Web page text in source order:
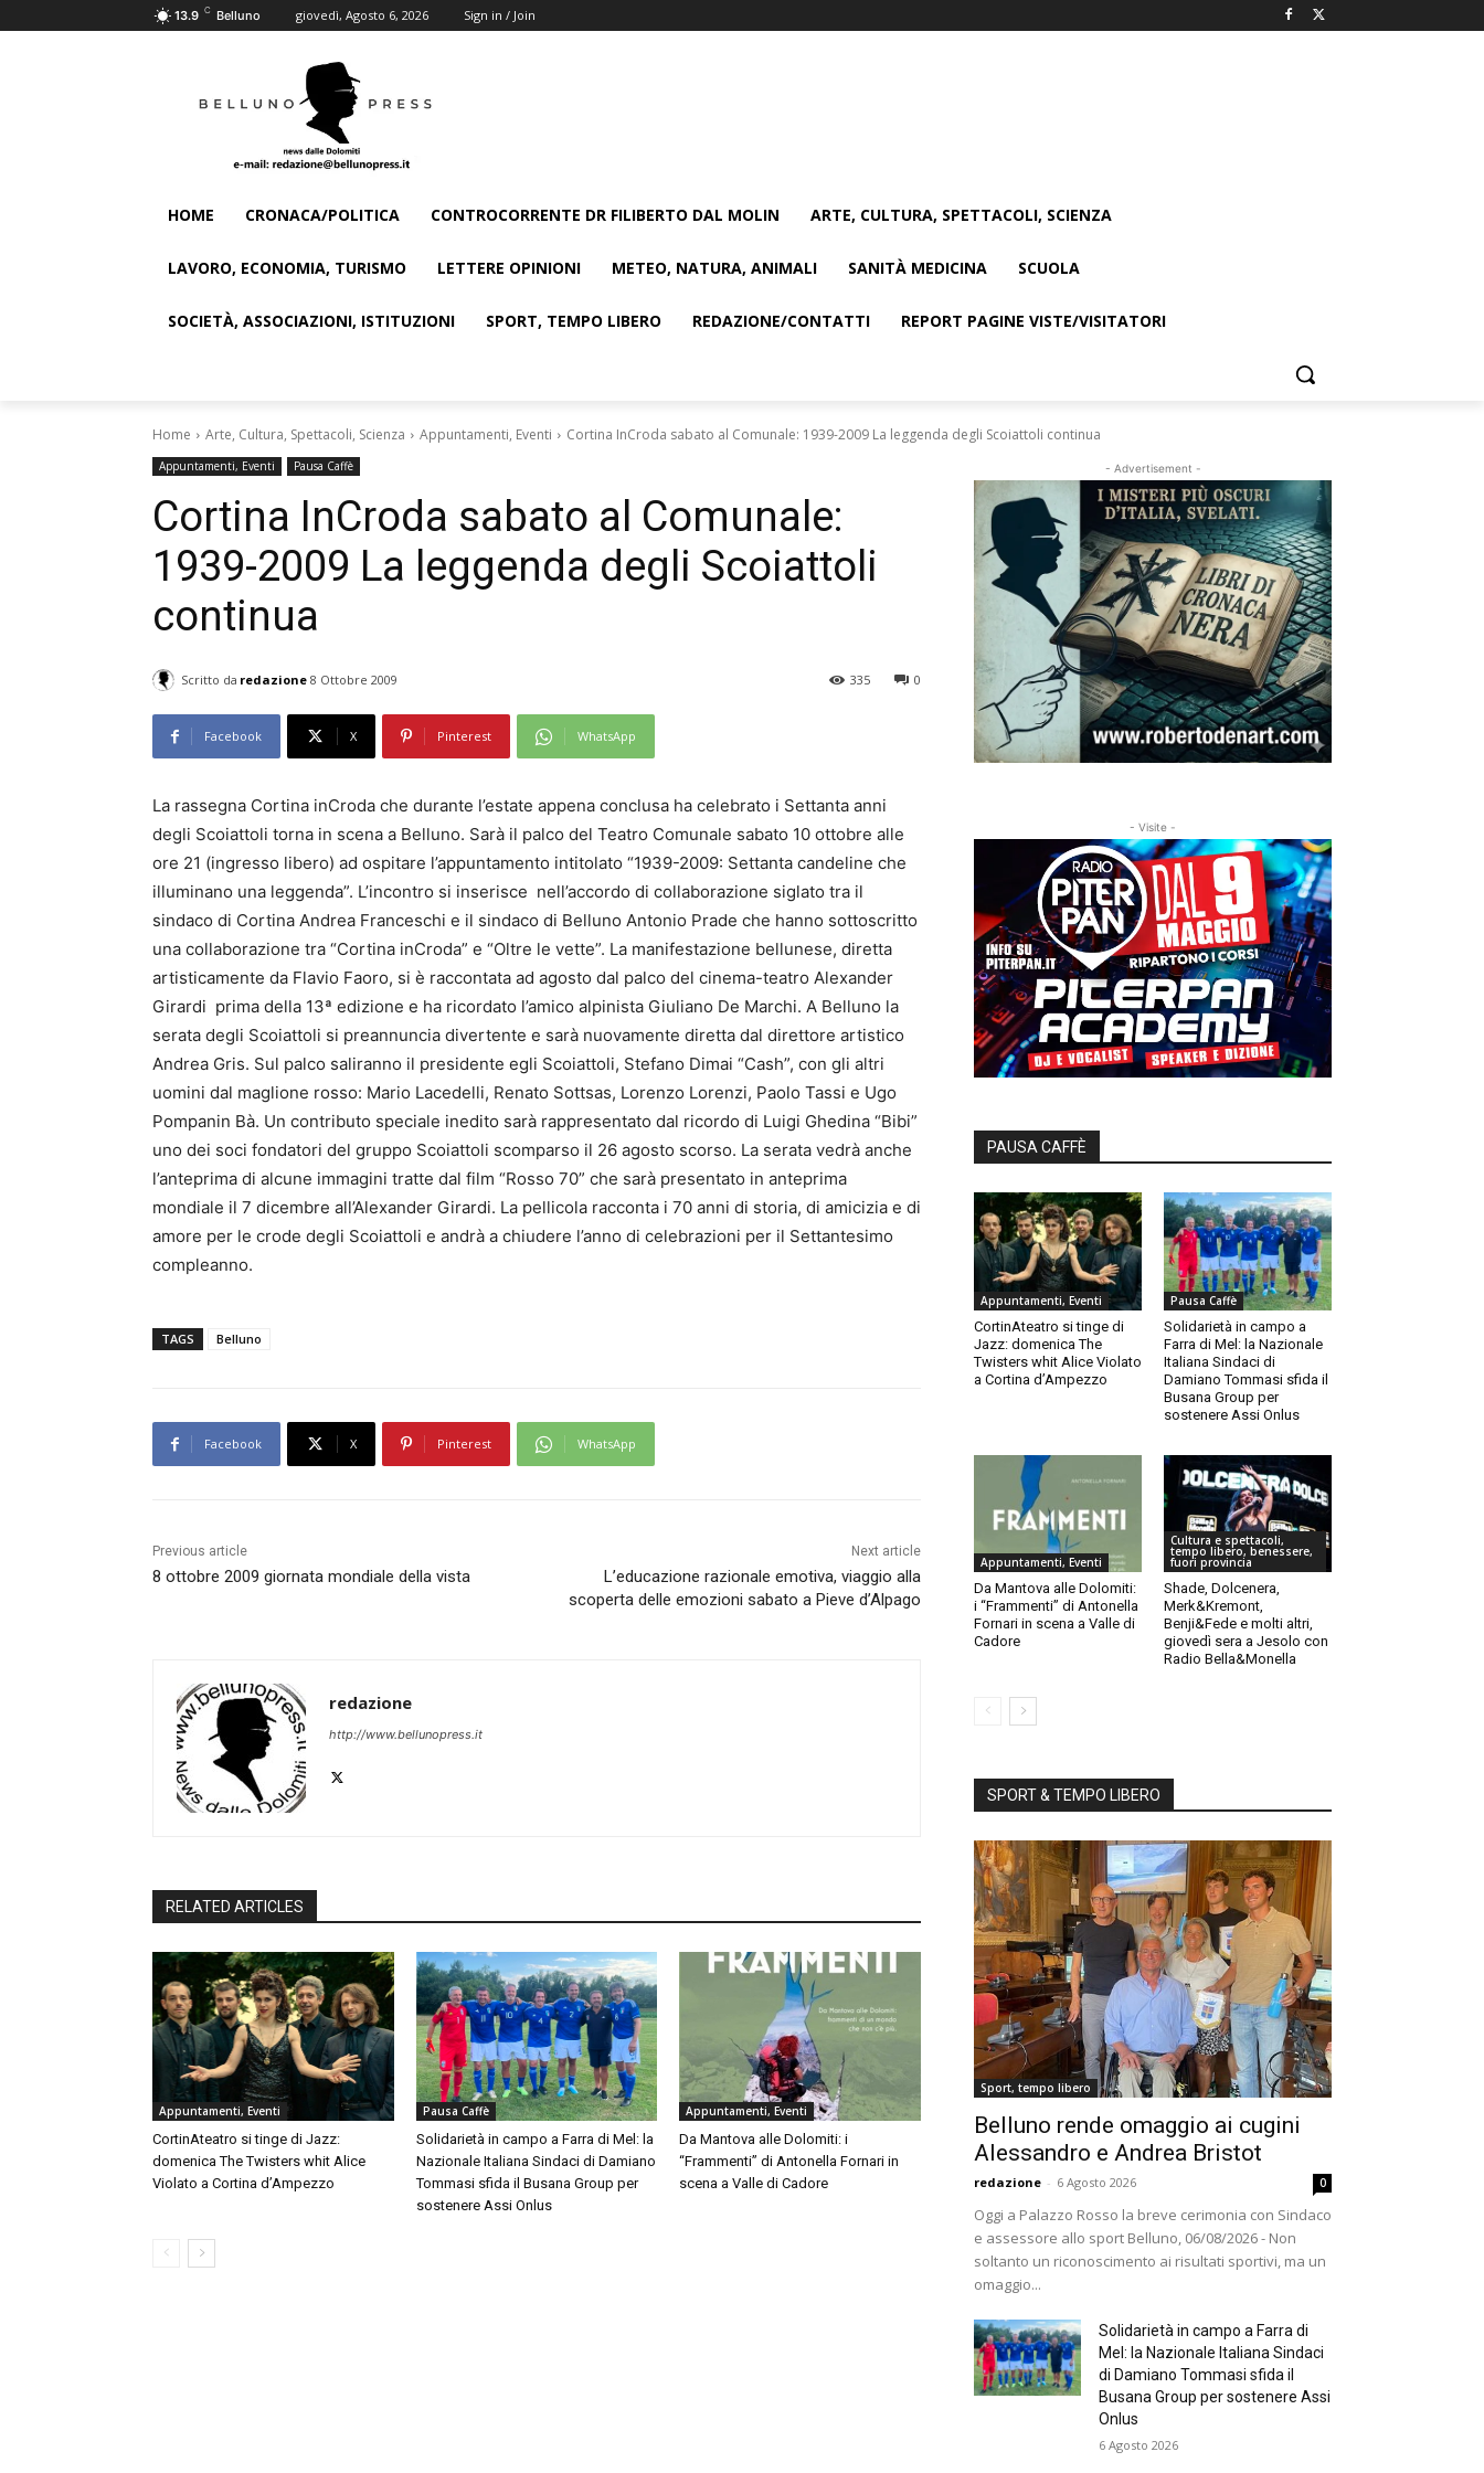
13.9 C Belluno giovedì, Agosto 6, 2026 Sign in / Join
HOME CRONACA/POLITICA CONTROCORRENTE DR FILIBERTO DAL MOLIN ARTE, CULTURA, SPETTACOLI, SCIENZA
LAVORO, ECONOMIA, TURISMO LETTERE OPINIONI METEO, NATURA, ANIMALI SANITÀ MEDICINA SCUOLA
SOCIETÀ, ASSOCIAZIONI, ISTITUZIONI SPORT, TEMPO LIBERO REDAZIONE/CONTATTI REPORT PAGINE VISTE/VISITATORI
Home Arte, Cultura, Spettacoli, Scienza Appuntamenti, Eventi Cortina InCroda sabato al Comunale: 1939-2009 La leggenda degli Scoiattoli continua
Appuntamenti, Eventi Pausa Caffè
Cortina InCroda sabato al Comunale:
1939-2009 La leggenda degli Scoiattoli
continua
Scritto da redazione 8 Ottobre 2009 0
335
Facebook X Pinterest WhatsApp
La rassegna Cortina inCroda che durante l’estate appena conclusa ha celebrato i Settanta anni
degli Scoiattoli torna in scena a Belluno. Sarà il palco del Teatro Comunale sabato 10 ottobre alle
ore 21 (ingresso libero) ad ospitare l’appuntamento intitolato “1939-2009: Settanta candeline che
illuminano una leggenda”. L’incontro si inserisce nell’accordo di collaborazione siglato tra il
sindaco di Cortina Andrea Franceschi e il sindaco di Belluno Antonio Prade che hanno sottoscritto
una collaborazione tra “Cortina inCroda” e “Oltre le vette”. La manifestazione bellunese, diretta
artisticamente da Flavio Faoro, si è raccontata ad agosto dal palco del cinema-teatro Alexander
Girardi prima della 13ª edizione e ha ricordato l’amico alpinista Giuliano De Marchi. A Belluno la
serata degli Scoiattoli si preannuncia divertente e sarà nuovamente diretta dal direttore artistico
Andrea Gris. Sul palco saliranno il presidente egli Scoiattoli, Stefano Dimai “Cash”, con gli altri
uomini dal maglione rosso: Mario Lacedelli, Renato Sottsas, Lorenzo Lorenzi, Paolo Tassi e Ugo
Pompanin Bà. Un contributo speciale inedito sarà rappresentato dal ricordo di Luigi Ghedina “Bibi”
uno dei soci fondatori del gruppo Scoiattoli scomparso il 26 agosto scorso. La serata vedrà anche
l’anteprima di alcune immagini tratte dal film “Rosso 70” che sarà presentato in anteprima
mondiale il 7 dicembre all’Alexander Girardi. La pellicola racconta i 70 anni di storia, di amicizia e di
amore per le crode degli Scoiattoli e andrà a chiudere l’anno di celebrazioni per il Settantesimo
compleanno.
TAGS Belluno
Facebook X Pinterest WhatsApp
Previous article
8 ottobre 2009 giornata mondiale della vista
Next article
L’educazione razionale emotiva, viaggio alla
scoperta delle emozioni sabato a Pieve d’Alpago
redazione
http://www.bellunopress.it
RELATED ARTICLES
Appuntamenti, Eventi
CortinAteatro si tinge di Jazz:
domenica The Twisters whit Alice
Violato a Cortina d’Ampezzo
Pausa Caffè
Solidarietà in campo a Farra di Mel: la
Nazionale Italiana Sindaci di Damiano
Tommasi sfida il Busana Group per
sostenere Assi Onlus
Appuntamenti, Eventi
Da Mantova alle Dolomiti: i
“Frammenti” di Antonella Fornari in
scena a Valle di Cadore
- Advertisement -
- Visite -
PAUSA CAFFÈ
Appuntamenti, Eventi
CortinAteatro si tinge di
Jazz: domenica The
Twisters whit Alice Violato
a Cortina d’Ampezzo
Pausa Caffè
Solidarietà in campo a
Farra di Mel: la Nazionale
Italiana Sindaci di
Damiano Tommasi sfida il
Busana Group per
sostenere Assi Onlus
Appuntamenti, Eventi
Da Mantova alle Dolomiti:
i “Frammenti” di Antonella
Fornari in scena a Valle di
Cadore
Cultura e spettacoli,
tempo libero, benessere,
fuori provincia
Shade, Dolcenera,
Merk&Kremont,
Benji&Fede e molti altri,
giovedì sera a Jesolo con
Radio Bella&Monella
SPORT & TEMPO LIBERO
Sport, tempo libero
Belluno rende omaggio ai cugini
Alessandro e Andrea Bristot
redazione - 6 Agosto 2026 0
Oggi a Palazzo Rosso la breve cerimonia con Sindaco
e assessore allo sport Belluno, 06/08/2026 - Non
soltanto un riconoscimento ai risultati sportivi, ma un
omaggio...
Solidarietà in campo a Farra di
Mel: la Nazionale Italiana Sindaci
di Damiano Tommasi sfida il
Busana Group per sostenere Assi
Onlus
6 Agosto 2026